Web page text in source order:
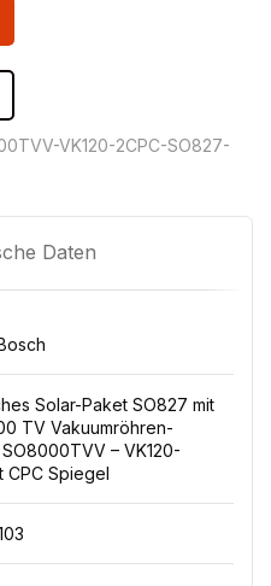
VK120-2CPC-SO827-
Daten
Solar-Paket SO827 mit
TV Vakuumröhren-
– VK120-
CPC Spiegel